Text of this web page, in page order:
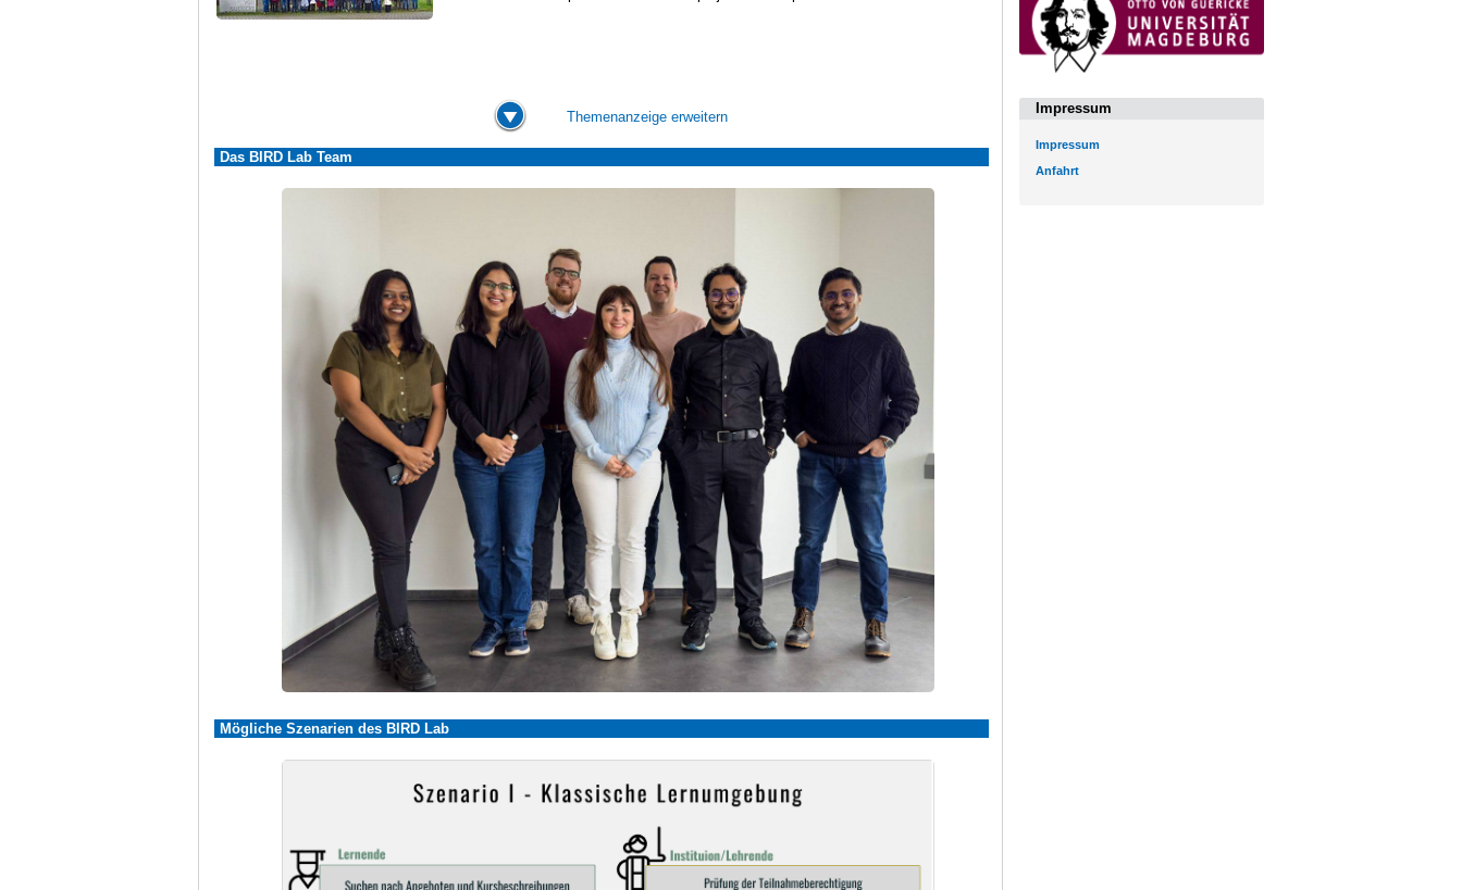
Themenanzeige erweitern
Das BIRD Lab Team
Mögliche Szenarien des BIRD Lab
Impressum
Impressum
Anfahrt